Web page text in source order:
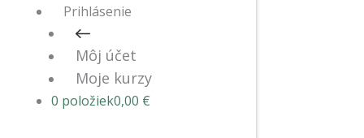
Prihlásenie
Môj účet
Moje kurzy
0 položiek0,00 €